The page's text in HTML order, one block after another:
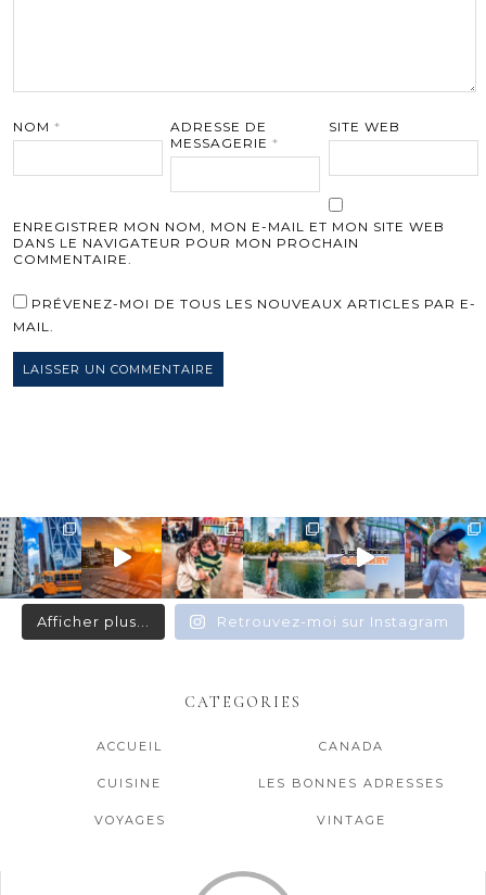
NOM *
ADRESSE DE
MESSAGERIE *
SITE WEB
ENREGISTRER MON NOM, MON E-MAIL ET MON SITE WEB
DANS LE NAVIGATEUR POUR MON PROCHAIN
COMMENTAIRE.
PRÉVENEZ-MOI DE TOUS LES NOUVEAUX ARTICLES PAR E-
MAIL.
Afficher plus... Retrouvez-moi sur Instagram
CATEGORIES
ACCUEIL CANADA
CUISINE LES BONNES ADRESSES
VOYAGES VINTAGE